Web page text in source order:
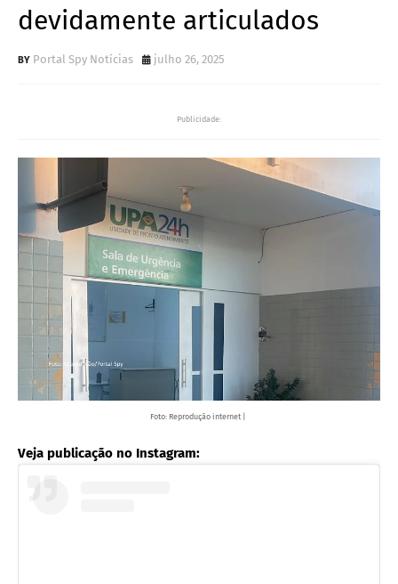
devidamente articulados
Portal Spy Notícias julho 26, 2025
Publicidade:
Foto: Reprodução internet |
Veja publicação no Instagram: